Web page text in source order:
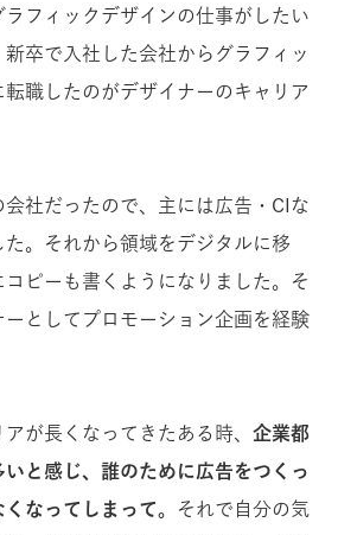
ラフィックデザインの仕事がしたい
新卒で入社した会社からグラフィッ
転職したのがデザイナーのキャリア
会社だったので、主には広告・CIな
た。それから領域をデジタルに移
コピーも書くようになりました。そ
としてプロモーション企画を経験
が長くなってきたある時、 企業都
と感じ、誰のために広告をつくっ
なってしまって。
それで自分の気